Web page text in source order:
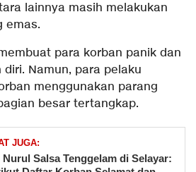
lainnya masih melakukan
emas.
para korban panik dan
Namun, para pelaku
menggunakan parang
besar tertangkap.
JUGA:
Nurul Salsa Tenggelam di Selayar: